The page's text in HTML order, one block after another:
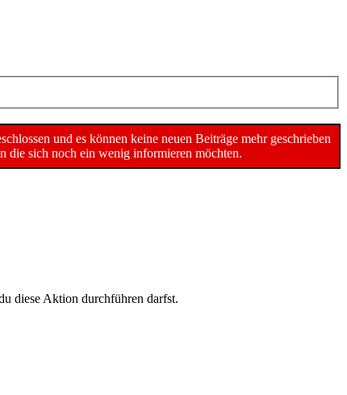
und es können keine neuen Beiträge mehr geschrieben
die sich noch ein wenig informieren möchten.
diese Aktion durchführen darfst.